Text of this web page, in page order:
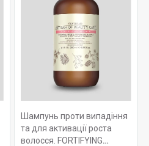
Шампунь проти випадіння
та для активації роста
волосся. FORTIFYING